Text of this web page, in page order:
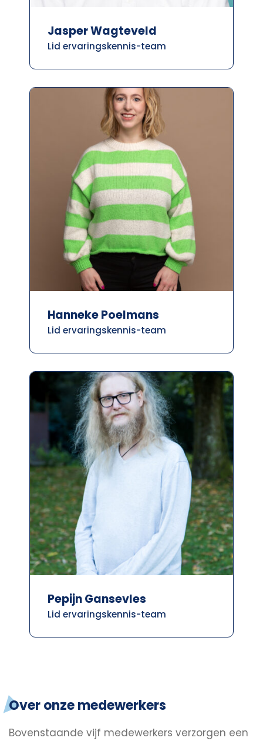
Jasper Wagteveld
Lid ervaringskennis-team
Hanneke Poelmans
Lid ervaringskennis-team
Pepijn Gansevles
Lid ervaringskennis-team
Over onze medewerkers
Bovenstaande vijf medewerkers verzorgen een